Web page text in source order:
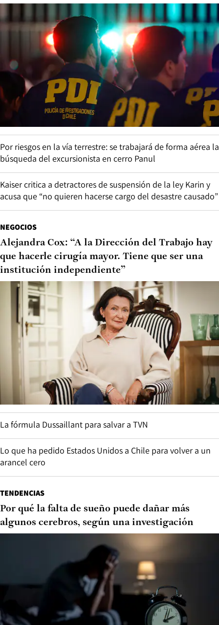
Por riesgos en la vía terrestre: se trabajará de forma aérea la
búsqueda del excursionista en cerro Panul
Kaiser critica a detractores de suspensión de la ley Karin y
acusa que “no quieren hacerse cargo del desastre causado”
NEGOCIOS
Alejandra Cox: “A la Dirección del Trabajo hay
que hacerle cirugía mayor. Tiene que ser una
institución independiente”
La fórmula Dussaillant para salvar a TVN
Lo que ha pedido Estados Unidos a Chile para volver a un
arancel cero
TENDENCIAS
Por qué la falta de sueño puede dañar más
algunos cerebros, según una investigación